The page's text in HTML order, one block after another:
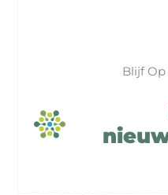
Blijf